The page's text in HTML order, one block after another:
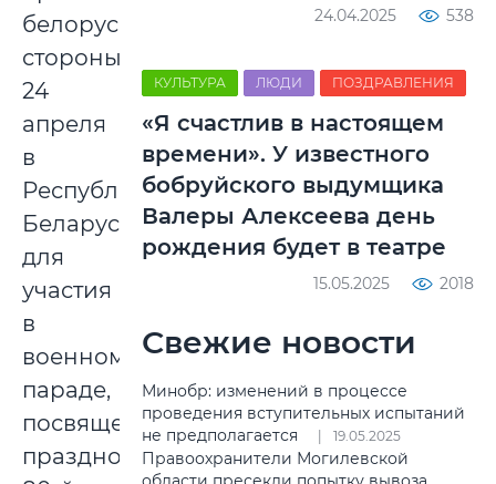
белорусской
стороны
24
апреля
в
Республику
Беларусь
для
участия
в
военном
параде,
посвященном
празднованию
24.04.2025 538
КУЛЬТУРА ЛЮДИ ПОЗДРАВЛЕНИЯ
«Я счастлив в настоящем
времени». У известного
бобруйского выдумщика
Валеры Алексеева день
рождения будет в театре
15.05.2025 2018
Свежие новости
Минобр: изменений в процессе
проведения вступительных испытаний
не предполагается
19.05.2025
Правоохранители Могилевской